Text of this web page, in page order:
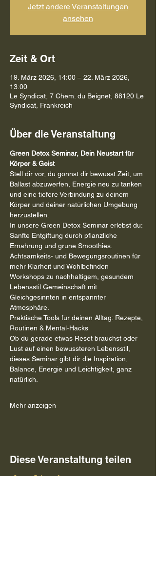
Jetzt andere Veranstaltungen
ansehen
Zeit & Ort
19. März 2026, 14:00 – 22. März 2026,
13:00
Le Syndicat, 7 Chem. du Beignet, 88120 Le
Syndicat, Frankreich
Über die Veranstaltung
Green Detox Seminar, Dein Neustart für
Körper & Geist
Stell dir vor, du gönnst dir bewusst Zeit, um
Ballast abzuwerfen, Energie neu zu tanken
und eine tiefere Verbindung zu deinem
Körper und deiner natürlichen Umgebung
herzustellen.
In unsere Green Detox Seminar erlebst du:
Sanfte Entgiftung durch pflanzliche
Ernährung und grüne Smoothies.
Achtsamkeits- und Bewegungsroutinen für
mehr Klarheit und Wohlbefinden
Workshops zu nachhaltigem, gesundem
Lebensstil Gemeinschaft mit
Gleichgesinnten in entspannter
Atmosphäre.
Praktische Tools für deinen Alltag: Rezepte,
Routinen & Mental-Hacks
Ob du gerade etwas Reset brauchst oder
Lust auf einen bewussteren Lebensstil,
dieses Seminar gibt dir die Inspiration,
Balance, Energie und Leichtigkeit, ganz
natürlich.
Mehr anzeigen
Diese Veranstaltung teilen